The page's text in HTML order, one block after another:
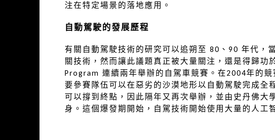
注在特定場景的落地應用。
自動駕駛的發展歷程
有關自動駕駛技術的研究可以追朔至 80、90 年代，
關技術，然而讓此議題真正被大量關注，還是得歸功
Program 連續兩年舉辦的自駕車競賽。在2004年的競
要參賽隊伍可以在惡劣的沙漠地形以自動駕駛完成全
可以撐到終點，因此隔年又再次舉辦，並由史丹佛大
身。這個爆發期開始，自駕技術開始使用大量的人工